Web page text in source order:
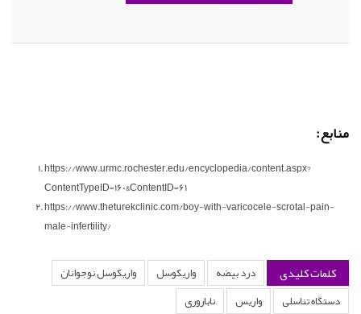
منابع:
https://www.urmc.rochester.edu/encyclopedia/content.aspx?
ContentTypeID=160&ContentID=61
https://www.theturekclinic.com/boy-with-varicocele-scrotal-pain-
male-infertility/
کلمات کلیدی درد بیضه واریکوسل
واریکوسل نوجوانان
دستگاه تناسلی
واریس ناباروری